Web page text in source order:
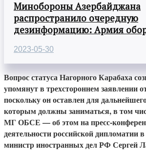
Минобороны Азербайджана
распространило очередную
дезинформацию: Армия
2023-05-30
Вопрос статуса Нагорного Карабаха
упомянут в трехстороннем заявлении
поскольку он оставлен для
которым должны заниматься, в том
МГ ОБСЕ — об этом на пресс-
деятельности российской дипломатии в
министр иностранных дел РФ Сергей